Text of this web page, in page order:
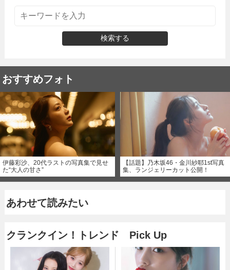
検索する
おすすめフォト
伊藤彩沙、20代ラストの写真集で見せ
た“大人の甘さ”
【話題】乃木坂46・金川紗耶1st写真
集、ランジェリーカット公開！
あわせて読みたい
クランクイン！トレンド Pick Up